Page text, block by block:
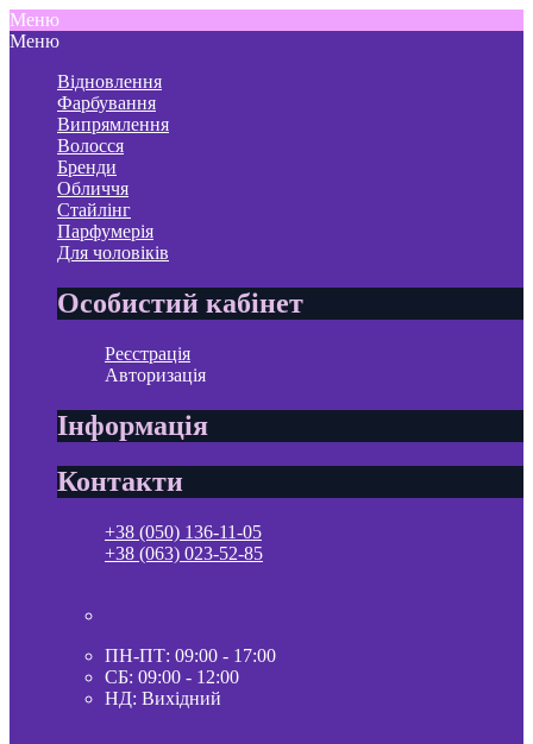
Меню
Меню
Відновлення
Фарбування
Випрямлення
Волосся
Бренди
Обличчя
Стайлінг
Парфумерія
Для чоловіків
Особистий кабінет
Реєстрація
Авторизація
Інформація
Контакти
+38 (050) 136-11-05
+38 (063) 023-52-85
ПН-ПТ: 09:00 - 17:00
СБ: 09:00 - 12:00
НД: Вихідний